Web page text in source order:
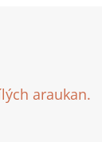
araukan.